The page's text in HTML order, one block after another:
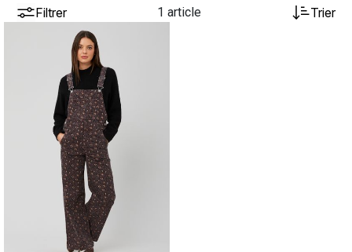
Filtrer 1 article Trier